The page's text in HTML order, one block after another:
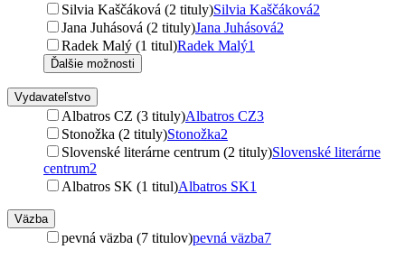
Silvia Kaščáková (2 tituly)Silvia Kaščáková2
Jana Juhásová (2 tituly)Jana Juhásová2
Radek Malý (1 titul)Radek Malý1
Ďalšie možnosti
Vydavateľstvo
Albatros CZ (3 tituly)Albatros CZ3
Stonožka (2 tituly)Stonožka2
Slovenské literárne centrum (2 tituly)Slovenské literárne
centrum2
Albatros SK (1 titul)Albatros SK1
Väzba
pevná väzba (7 titulov)pevná väzba7